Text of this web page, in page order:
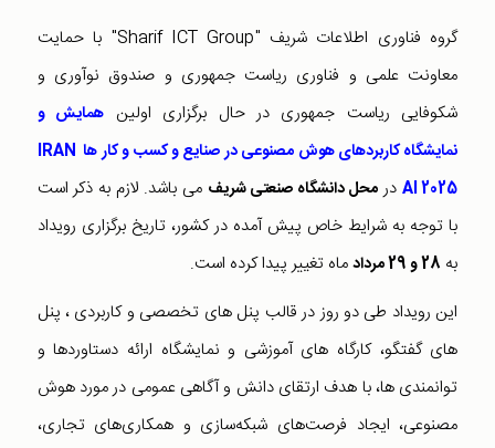
گروه فناوری اطلاعات شریف "Sharif ICT Group" با حمایت
معاونت علمی و فناوری ریاست جمهوری و صندوق نوآوری و
شکوفایی ریاست جمهوری در حال برگزاری اولین همایش و
نمایشگاه کاربردهای هوش مصنوعی در صنایع و کسب و کار ها IRAN
AI 2025 درمحل دانشگاه صنعتی شریف می باشد. لازم به ذکر است
با توجه به شرایط خاص پیش آمده در کشور، تاریخ برگزاری رویداد
به 28 و 29 مرداد
ماه تغییر پیدا کرده است.
این رویداد طی دو روز در قالب پنل های تخصصی و کاربردی ، پنل
های گفتگو، کارگاه های آموزشی و نمایشگاه ارائه دستاوردها و
توانمندی ها، با هدف ارتقای دانش و آگاهی عمومی در مورد هوش
مصنوعی، ایجاد فرصت‌های شبکه‌سازی و همکاری‌های تجاری،